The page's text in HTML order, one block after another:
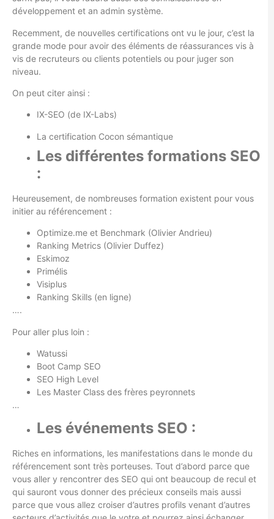
développement et an admin système.
Recemment, de nouvelles certifications ont vu le jour, c’est la
grande mode pour avoir des éléments de réassurances vis à
vis de recruteurs ou clients potentiels ou pour juger son
niveau.
On peut citer ainsi :
IX-SEO (de IX-Labs)
La certification Cocon sémantique
Les différentes formations SEO
:
Heureusement, de nombreuses formation existent pour vous
initier au référencement :
Optimize.me et Benchmark (Olivier Andrieu)
Ranking Metrics (Olivier Duffez)
Eskimoz
Primélis
Visiplus
Ranking Skills (en ligne)
….
Pour aller plus loin :
Watussi
Boot Camp SEO
SEO High Level
Les Master Class des frères peyronnets
…
Les événements SEO :
Riches en informations, les manifestations dans le monde du
référencement sont très porteuses. Tout d’abord parce que
vous aller y rencontrer des SEO qui ont beaucoup de recul et
qui sauront vous donner des précieux conseils mais aussi
parce que vous allez croiser d’autres profils venant d’autres